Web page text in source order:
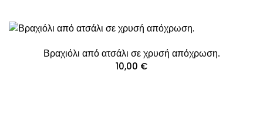
Βραχιόλι από ατσάλι σε χρυσή απόχρωση.
10,00 €